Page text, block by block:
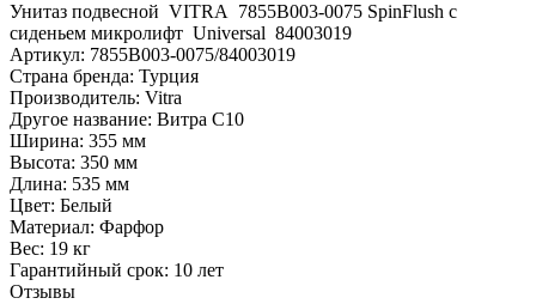
Унитаз подвесной VITRA 7855B003-0075 SpinFlush с
сиденьем микролифт Universal 84003019
Артикул: 7855B003-0075/84003019
Страна бренда: Турция
Производитель: Vitra
Другое название: Витра С10
Ширина: 355 мм
Высота: 350 мм
Длина: 535 мм
Цвет: Белый
Материал: Фарфор
Вес: 19 кг
Гарантийный срок: 10 лет
Отзывы